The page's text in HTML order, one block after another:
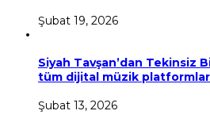
Şubat 19, 2026
Siyah Tavşan’dan Tekinsiz
tüm dijital müzik
Şubat 13, 2026